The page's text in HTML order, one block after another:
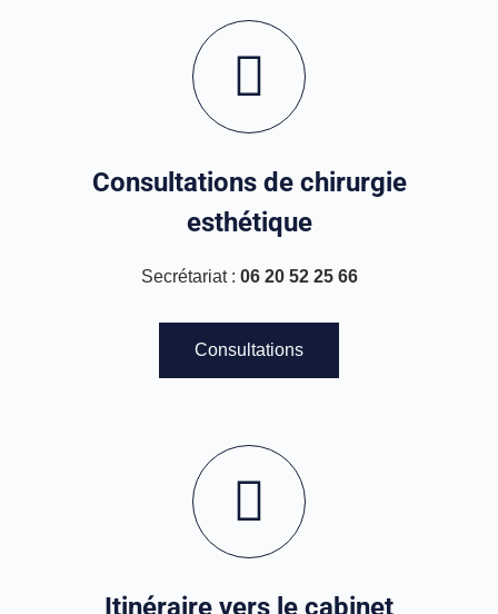
Consultations de chirurgie
esthétique
Secrétariat : 06 20 52 25 66
Consultations
Itinéraire vers le cabinet